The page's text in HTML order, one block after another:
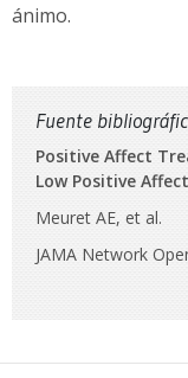
ánimo.
Fuente
Positive Affect
Low Positive
Meuret AE, et al.
JAMA Network